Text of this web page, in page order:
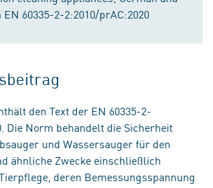
60335-2-2:2010/prAC:2020
den Text der EN 60335-2-
Die Norm behandelt die Sicherheit
und Wassersauger für den
ähnliche Zwecke einschließlich
deren Bemessungsspannung